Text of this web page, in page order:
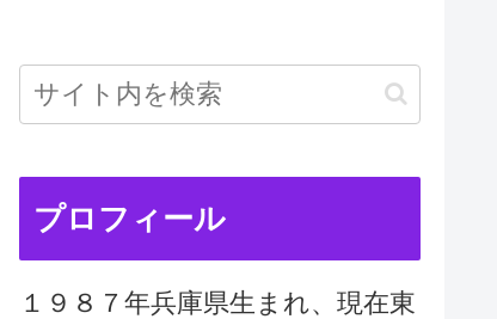
プロフィール
１９８７年兵庫県生まれ、現在東